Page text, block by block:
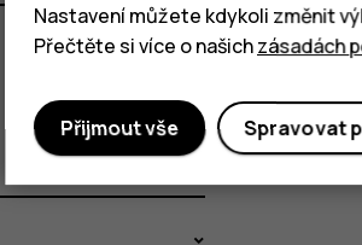
Nastavení můžete kdykoli změnit
Přečtěte si více o našichzásadách
Spravovat
Přijmout vše